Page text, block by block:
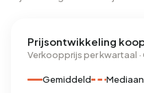
Prijsontwikkeling
Verkoopprijs per kwartaal ·
Gemiddeld Mediaan